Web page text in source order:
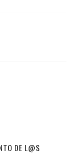
DE L@S